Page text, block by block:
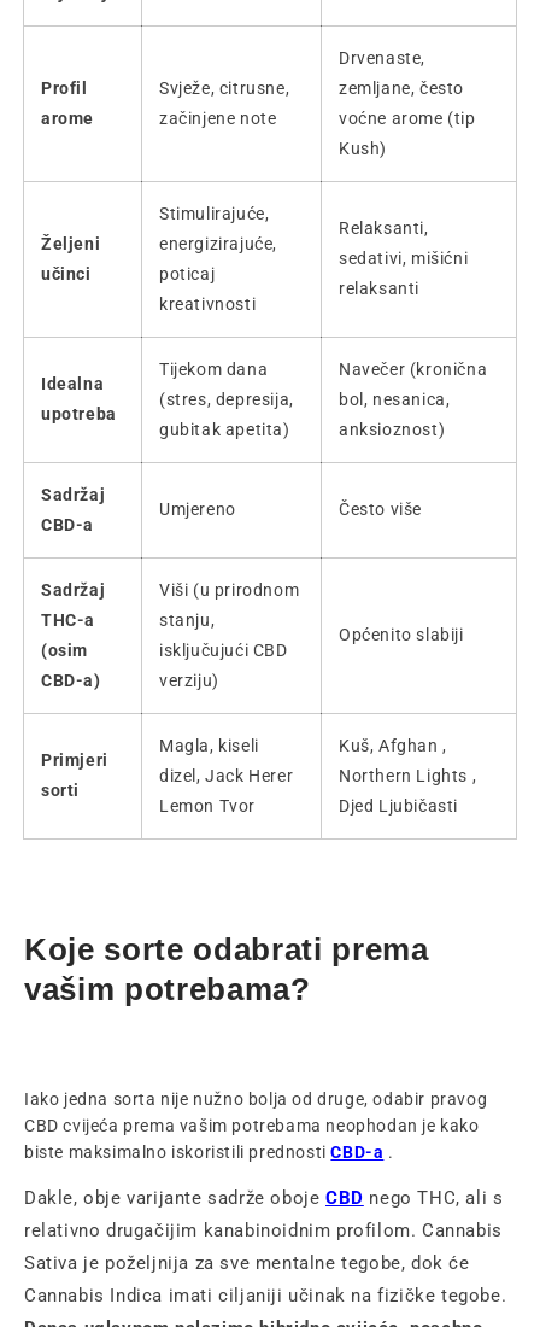
Profil
arome
Svježe, citrusne,
začinjene note
Drvenaste,
zemljane, često
voćne arome (tip
Kush)
Željeni
učinci
Stimulirajuće,
energizirajuće,
poticaj
kreativnosti
Relaksanti,
sedativi, mišićni
relaksanti
Idealna
upotreba
Tijekom dana
(stres, depresija,
gubitak apetita)
Navečer (kronična
bol, nesanica,
anksioznost)
Sadržaj
CBD-a
Umjereno Često više
Sadržaj
THC-a
(osim
CBD-a)
Viši (u prirodnom
stanju,
isključujući CBD
verziju)
Općenito slabiji
Primjeri
sorti
Magla, kiseli
dizel, Jack Herer
Lemon Tvor
Kuš, Afghan ,
Northern Lights ,
Djed Ljubičasti
Koje sorte odabrati prema
vašim potrebama?
Iako jedna sorta nije nužno bolja od druge, odabir pravog
CBD cvijeća prema vašim potrebama neophodan je kako
biste maksimalno iskoristili prednostiCBD-a .
Dakle, obje varijante sadrže obojeCBD nego THC, ali s
relativno drugačijim kanabinoidnim profilom. Cannabis
Sativa je poželjnija za sve mentalne tegobe, dok će
Cannabis Indica imati ciljaniji učinak na fizičke tegobe.